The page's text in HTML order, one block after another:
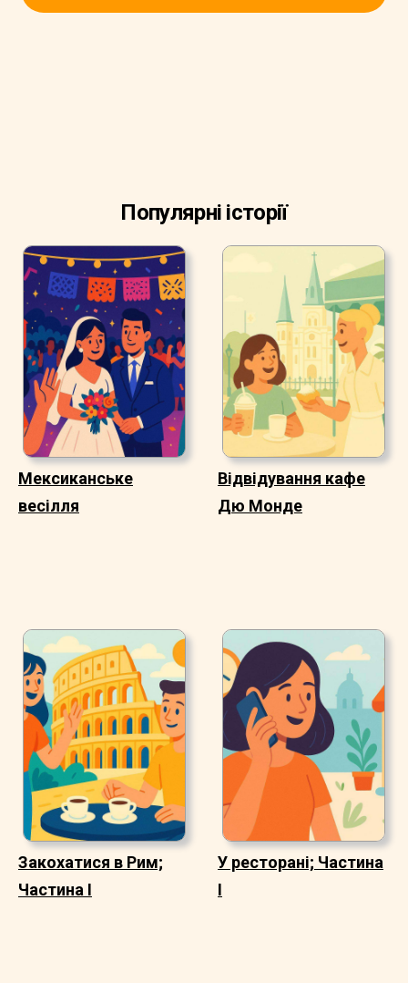
Популярні історії
Мексиканське
весілля
Відвідування кафе
Дю Монде
Закохатися в Рим;
Частина I
У ресторані; Частина
I